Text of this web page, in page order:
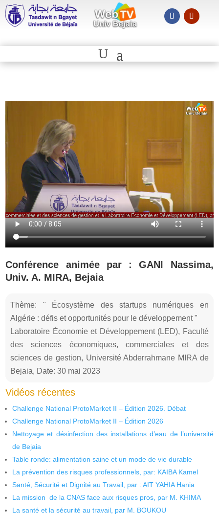
Conférence animée par : GANI Nassima,
Univ. A. MIRA, Bejaia
Thème: " Écosystème des startups numériques en
Algérie : défis et opportunités pour le développement "
Laboratoire Économie et Développement (LED), Faculté
des sciences économiques, commerciales et des
sciences de gestion, Université Abderrahmane MIRA de
Bejaia, Date: 30 mai 2023
Vidéos récentes
Challenge National ProtoMarket II – Édition 2026. Débat
Challenge National ProtoMarket II – Édition 2026
Nettoyage et désinfection des installations d’eau de l’université
de Bejaia
Table ronde: alimentation saine et un mode de vie durable
La prévention des risques professionnels, par: KAIBA Kamel
Santé, Sécurité et Dignité au Travail, par : AIT YAHIA Hania
La mission de la CNAS face aux risques pros, par M. KHIMA
La santé et la sécurité au travail, par M. BOUKOU